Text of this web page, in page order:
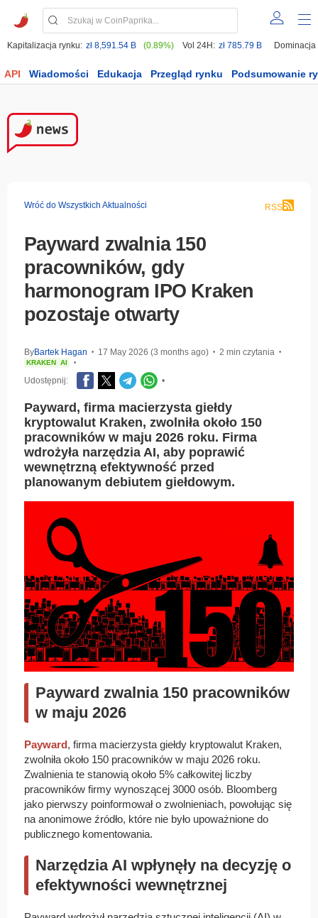
Kapitalizacja rynku: zł 8,591.54 B (0.89%) Vol 24H: zł 785.79 B Dominacja
API Wiadomości Edukacja Przegląd rynku Podsumowanie
Wróć do Wszystkich Aktualności RSS
Payward zwalnia 150
pracowników, gdy
harmonogram IPO Kraken
pozostaje otwarty
ByBartek Hagan • 17 May 2026 (3 months ago) • 2 min czytania •
KRAKEN AI •
Udostępnij: •
Payward, firma macierzysta giełdy
kryptowalut Kraken, zwolniła około 150
pracowników w maju 2026 roku. Firma
wdrożyła narzędzia AI, aby poprawić
wewnętrzną efektywność przed
planowanym debiutem giełdowym.
Payward zwalnia 150 pracowników
w maju 2026
Payward, firma macierzysta giełdy kryptowalut Kraken,
zwolniła około 150 pracowników w maju 2026 roku.
Zwalnienia te stanowią około 5% całkowitej liczby
pracowników firmy wynoszącej 3000 osób. Bloomberg
jako pierwszy poinformował o zwolnieniach, powołując się
na anonimowe źródło, które nie było upoważnione do
publicznego komentowania.
Narzędzia AI wpłynęły na decyzję o
efektywności wewnętrznej